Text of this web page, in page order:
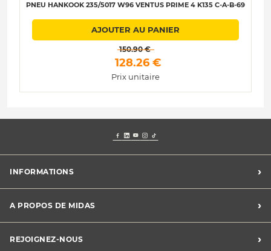
PNEU HANKOOK 235/5017 W96 VENTUS PRIME 4 K135 C-A-B-69
AJOUTER AU PANIER
150.90 €
128.26 €
Prix unitaire
INFORMATIONS ›
Charte des cookies
Charte des données personnelles
CGV
A PROPOS DE MIDAS ›
Midas France
REJOIGNEZ-NOUS ›